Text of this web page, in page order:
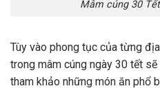
Mâm cúng 30
Tùy vào phong tục của từng
trong mâm cúng ngày 30 tết
tham khảo những món ăn phổ